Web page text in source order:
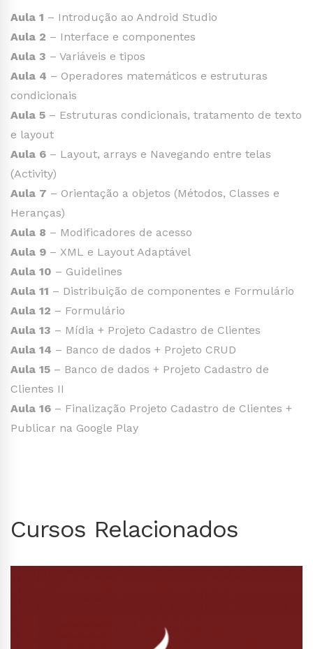
Aula 1 – Introdução ao Android Studio
Aula 2 – Interface e componentes
Aula 3 – Variáveis e tipos
Aula 4 – Operadores matemáticos e estruturas
condicionais
Aula 5 – Estruturas condicionais, tratamento de texto
e layout
Aula 6 – Layout, arrays e Navegando entre telas
(Activity)
Aula 7 – Orientação a objetos (Métodos, Classes e
Heranças)
Aula 8 – Modificadores de acesso
Aula 9 – XML e Layout Adaptável
Aula 10 – Guidelines
Aula 11 – Distribuição de componentes e Formulário
Aula 12 – Formulário
Aula 13 – Mídia + Projeto Cadastro de Clientes
Aula 14 – Banco de dados + Projeto CRUD
Aula 15 – Banco de dados + Projeto Cadastro de
Clientes II
Aula 16 – Finalização Projeto Cadastro de Clientes +
Publicar na Google Play
Cursos Relacionados